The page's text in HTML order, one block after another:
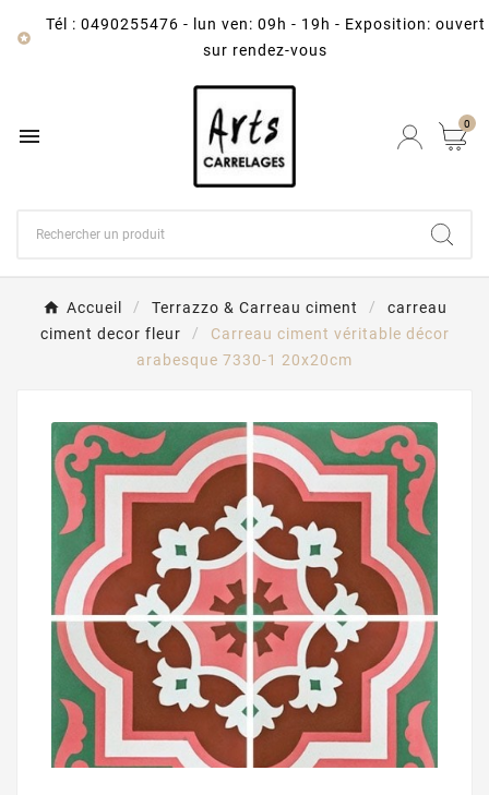

Tél : 0490255476 -
lun ven: 09h - 19h - Exposition: ouvert
sur rendez-vous
 0
Accueil Terrazzo & Carreau ciment
carreau
ciment decor fleur
Carreau ciment véritable décor
arabesque 7330-1 20x20cm